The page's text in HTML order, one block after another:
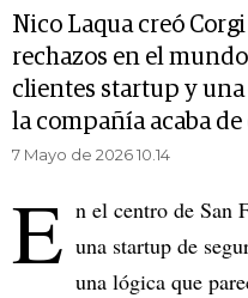
Nico Laqua creó
rechazos en el
clientes startup y
la compañía acaba
7 Mayo de 2026 10.14
E n el centro de San
una startup de
una lógica que